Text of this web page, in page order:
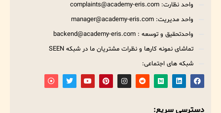
واحد نظارت: complaints@academy-eris.com
واحد مدیریت: manager@academy-eris.com
واحدتحقیق و توسعه : backend@academy-eris.com
تماشای نمونه کارها و نظرات مشتریان ما در شبکه SEEN
شبکه های اجتماعی:
دسترسی سریع: